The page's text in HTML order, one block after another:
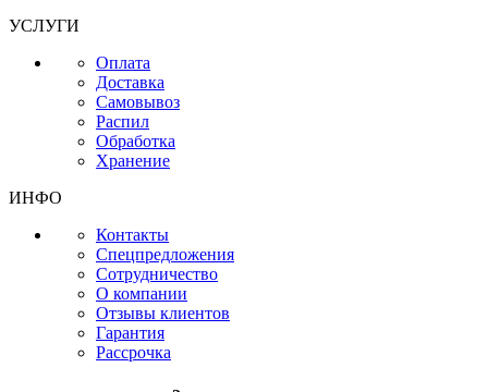
УСЛУГИ
Оплата
Доставка
Самовывоз
Распил
Обработка
Хранение
ИНФО
Контакты
Спецпредложения
Сотрудничество
О компании
Отзывы клиентов
Гарантия
Рассрочка